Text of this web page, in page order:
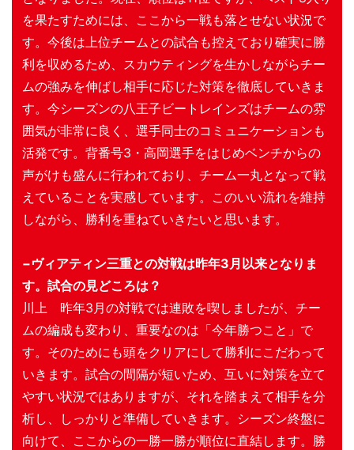
を果たすためには、ここから一戦も落とせない状況で
す。今後は上位チームとの試合も控えており確実に勝
利を収めるため、スカウティングを生かしながらチー
ムの強みを伸ばし相手に応じた対策を徹底していきま
す。今シーズンの八王子ビートレインズはチームの雰
囲気が非常に良く、選手同士のコミュニケーションも
活発です。背番号3・高岡選手をはじめベンチからの
声がけも盛んに行われており、チーム一丸となって戦
えていることを実感しています。このいい流れを維持
しながら、勝利を重ねていきたいと思います。
−ヴィアティン三重との対戦は昨年3月以来となりま
す。試合の見どころは？
川上 昨年3月の対戦では連敗を喫しましたが、チー
ムの編成も変わり、重要なのは「今年勝つこと」で
す。そのためにも頭をクリアにして勝利にこだわって
いきます。試合の間隔が短いため、互いに対策を立て
やすい状況ではありますが、それを踏まえて相手を分
析し、しっかりと準備していきます。シーズン終盤に
向けて、ここからの一勝一勝が順位に直結します。勝